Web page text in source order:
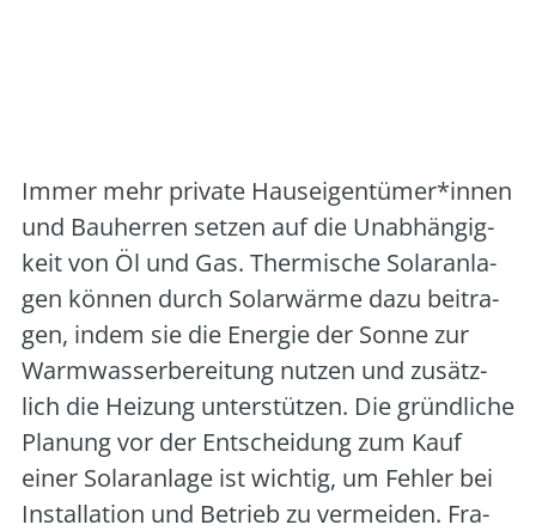
Immer mehr pri­va­te Hauseigentümer*innen
und Bau­her­ren set­zen auf die Unab­hän­gig­
keit von Öl und Gas. Ther­mi­sche Solar­an­la­
gen kön­nen durch Solar­wär­me dazu bei­tra­
gen, indem sie die Ener­gie der Son­ne zur
Warm­was­ser­be­rei­tung nut­zen und zusätz­
lich die Hei­zung unter­stüt­zen. Die gründ­li­che
Pla­nung vor der Ent­schei­dung zum Kauf
einer Solar­an­la­ge ist wich­tig, um Feh­ler bei
Instal­la­ti­on und Betrieb zu ver­mei­den. Fra­